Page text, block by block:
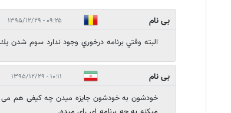
بی نام ۰۹:۲۵ - ۱۳۹۵/۱۲/۲۹
البته وقتي برنامه درخوري وجود ندارد سوم شدن
بی نام ۱۰:۱۱ - ۱۳۹۵/۱۲/۲۹
خودشون به خودشون جایزه میدن چه کیفی هم می